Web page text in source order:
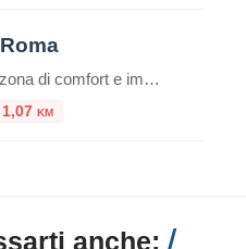
Esci dalla zona di comfort e immergiti in un’esperienza unica che non dimenticherai mai! IKONO è la nuova esperienza immersiva a pochi passi dal Pantheon. Un emozionante e indimenticabile percorso di circa un’ora attraverso una serie di atmosfere coinvolgenti che scateneranno la vostra creatività interiore per creare ricordi unici.Durante la visita, interagirai con più di […]
km
anche: